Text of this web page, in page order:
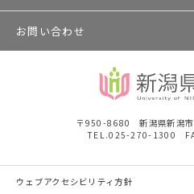
お問い合わせ
〒950-8680 新潟県新潟市
TEL.025-270-1300
ウェブアクセシビリティ方針